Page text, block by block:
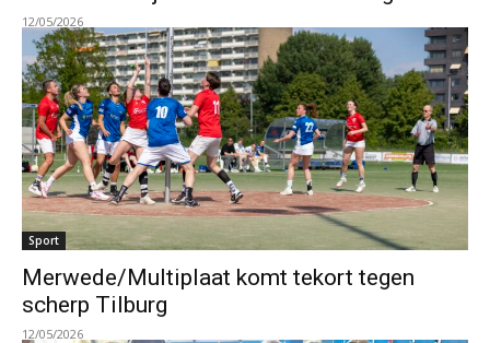
12/05/2026
Sport
Merwede/Multiplaat komt tekort tegen
scherp Tilburg
12/05/2026